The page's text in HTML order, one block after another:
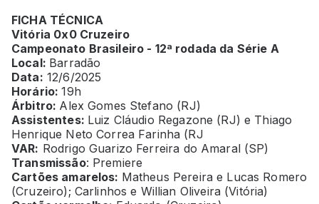
FICHA TÉCNICA
Vitória 0x0 Cruzeiro
Campeonato Brasileiro - 12ª rodada da Série A
Local: Barradão
Data: 12/6/2025
Horário:19h
Árbitro: Alex Gomes Stefano (RJ)
Assistentes: Luiz Cláudio Regazone (RJ) e Thiago
Henrique Neto Correa Farinha (RJ
VAR: Rodrigo Guarizo Ferreira do Amaral (SP)
Transmissão: Premiere
Cartões amarelos: Matheus Pereira e Lucas Romero
(Cruzeiro); Carlinhos e Willian Oliveira (Vitória)